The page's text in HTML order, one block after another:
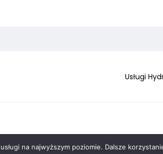
Usługi
na najwyższym poziomie. Dalsze